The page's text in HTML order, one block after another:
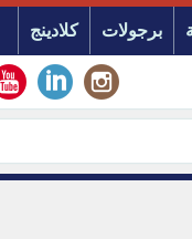
برجولات كلادينج